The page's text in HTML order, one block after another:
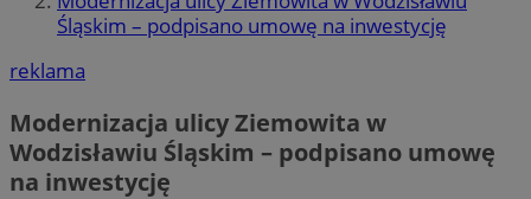
Śląskim – podpisano umowę na inwestycję
reklama
Modernizacja ulicy Ziemowita w
Wodzisławiu Śląskim – podpisano umowę
na inwestycję